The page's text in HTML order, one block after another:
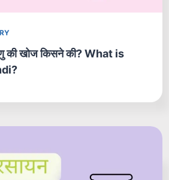
की खोज किसने की? What is